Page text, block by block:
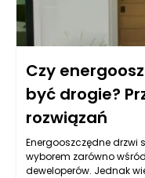
Czy
być drogie?
rozwiązań
Energooszczędne
wyborem zarówno
deweloperów. Jednak